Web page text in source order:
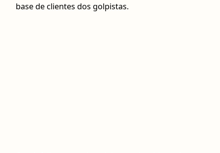
base de clientes dos golpistas.